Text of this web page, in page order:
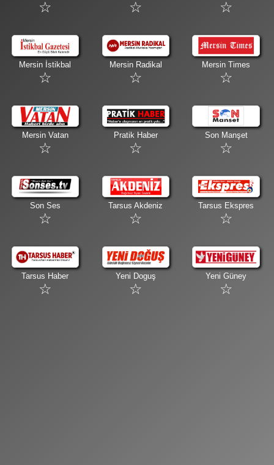
Mersin İstikbal Mersin Radikal Mersin Times
Mersin Vatan Pratik Haber Son Manşet
Son Ses Tarsus Akdeniz Tarsus Ekspres
Tarsus Haber Yeni Doguş Yeni Güney